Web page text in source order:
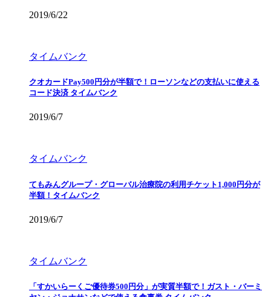
2019/6/22
タイムバンク
クオカードPay500円分が半額で！ローソンなどの支払いに使える
コード決済 タイムバンク
2019/6/7
タイムバンク
てもみんグループ・グローバル治療院の利用チケット1,000円分が
半額！タイムバンク
2019/6/7
タイムバンク
「すかいらーくご優待券500円分」が実質半額で！ガスト・バーミ